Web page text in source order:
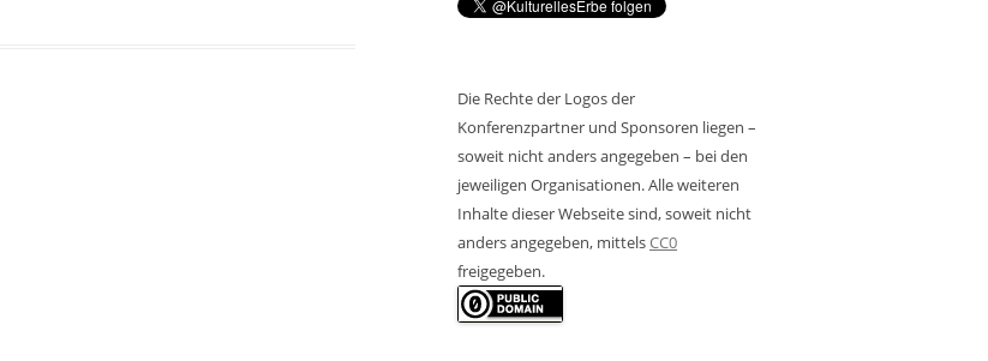
Die Rechte der Logos der
Konferenzpartner und Sponsoren liegen –
soweit nicht anders angegeben – bei den
jeweiligen Organisationen. Alle weiteren
Inhalte dieser Webseite sind, soweit nicht
anders angegeben, mittelsCC0
freigegeben.